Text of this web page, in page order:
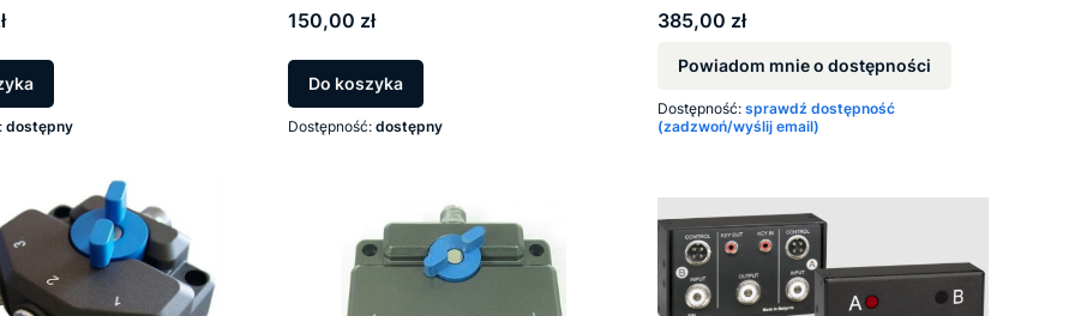
dostępny
Cena
150,00 zł
Do koszyka
Dostępność: dostępny
Cena
385,00 zł
Powiadom mnie o dostępności
Dostępność: sprawdź dostępność
(zadzwoń/wyślij email)